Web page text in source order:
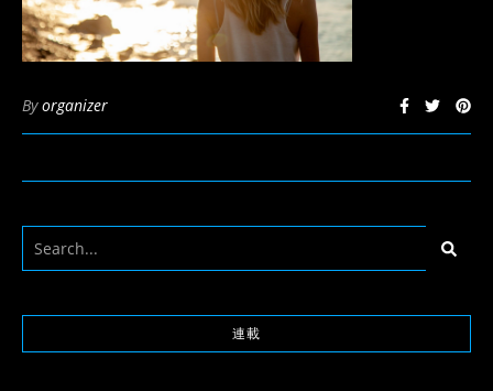
Byorganizer
連載